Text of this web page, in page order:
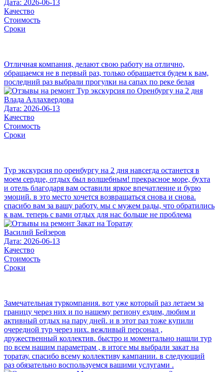
Дата: 2026-06-13
Качество
Стоимость
Сроки
Отличная компания, делают свою работу на отлично,
обращаемся не в первый раз, только обращается будем к вам,
последний раз выбрали прогулки на сапах по реке белая
Влада Аллахвердова
Дата: 2026-06-13
Качество
Стоимость
Сроки
Тур экскурсия по оренбургу на 2 дня навсегда останется в
моем сердце, отдых был волшебным! прекрасное море, бухта
и отель благодаря вам оставили яркое впечатление и бурю
эмоций. в это место хочется возвращаться снова и снова.
спасибо вам за вашу работу. мы с мужем рады, что обратились
к вам. теперь с вами отдых для нас больше не проблема
Василий Бейзеров
Дата: 2026-06-13
Качество
Стоимость
Сроки
Замечательная туркомпания. вот уже который раз летаем за
границу через них и по нашему региону ездим, любим и
активный отдых на пару дней. и в этот раз тоже купили
очередной тур через них. вежливый персонал ,
дружественный коллектив. быстро и моментально нашли тур
по всем нашим параметрам , в итоге мы выбрали закат на
торатау. спасибо всему коллективу кампании. в следующий
раз обязательно воспользуемся вашими услугами .